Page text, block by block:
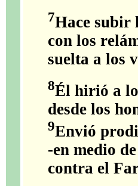
7Hace subir
con los
suelta a los
8Él hirió a
desde los
9Envió
-en medio
contra el